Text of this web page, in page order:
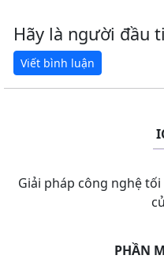
Hãy là người đầu
Giải pháp công nghệ
PHẦN